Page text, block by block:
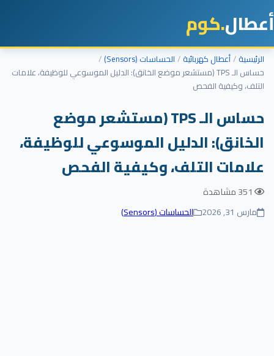
أعطال.كوم
الرئيسية أعطال كهربائية
الحساسات (Sensors)
حساس الـ TPS (مستشعر موضع الخانق): الدليل الموسوعي للوظيفة، علامات
التلف، وكيفية الفحص
حساس الـ TPS (مستشعر موضع
الخانق): الدليل الموسوعي للوظيفة،
علامات التلف، وكيفية الفحص
مارس 31, 2026 الحساسات (Sensors)